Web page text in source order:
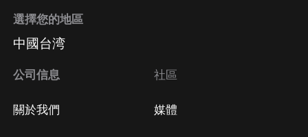
選擇您的地區
中國台湾
公司信息
關於我們
社區
媒體